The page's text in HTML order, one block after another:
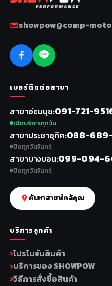
showpow@comp-
เบอร์ติดต่อสาขา
สาขาอ่อนนุช 091-721-
เปิดบริการทุกวัน
สาขาประชาอุทิศ 088-
ปิดทุกวันจันทร์
สาขาบางบอน 099-094-
ปิดทุกวันจันทร์
ค้นหาสาขาใกล้คุณ
บริการลูกค้า
โปรโมชันสินค้า
บริการของ SHOWPOW
วิธีการสั่งซื้อสินค้า